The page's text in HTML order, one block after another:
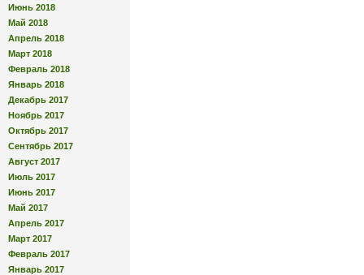
Июнь 2018
Май 2018
Апрель 2018
Март 2018
Февраль 2018
Январь 2018
Декабрь 2017
Ноябрь 2017
Октябрь 2017
Сентябрь 2017
Август 2017
Июль 2017
Июнь 2017
Май 2017
Апрель 2017
Март 2017
Февраль 2017
Январь 2017